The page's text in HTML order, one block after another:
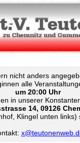
nicht anders
alle
um 20:00 Uhr
in unserer
14, 09126
Klingel unten links)